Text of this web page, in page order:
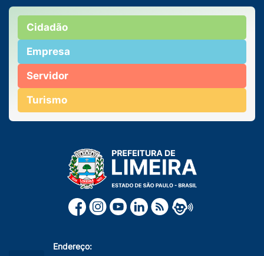
Cidadão
Empresa
Servidor
Turismo
Endereço: